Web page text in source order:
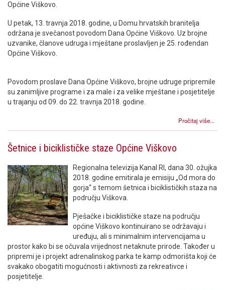
Općine Viškovo.
U petak, 13. travnja 2018. godine, u Domu hrvatskih branitelja
održana je svečanost povodom Dana Općine Viškovo. Uz brojne
uzvanike, članove udruga i mještane proslavljen je 25. rođendan
Općine Viškovo.
Povodom proslave Dana Općine Viškovo, brojne udruge pripremile
su zanimljive programe i za male i za velike mještane i posjetitelje
u trajanju od 09. do 22. travnja 2018. godine.
Pročitaj više...
Šetnice i biciklističke staze Općine Viškovo
Regionalna televizija Kanal RI, dana 30. ožujka
2018. godine emitirala je emisiju „Od mora do
gorja“ s temom šetnica i biciklističkih staza na
području Viškova.
Pješačke i biciklističke staze na području
općine Viškovo kontinuirano se održavaju i
uređuju, ali s minimalnim intervencijama u
prostor kako bi se očuvala vrijednost netaknute prirode. Također u
pripremi je i projekt adrenalinskog parka te kamp odmorišta koji će
svakako obogatiti mogućnosti i aktivnosti za rekreativce i
posjetitelje.